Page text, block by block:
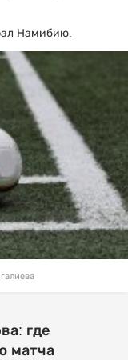
Намибию.
где
матча